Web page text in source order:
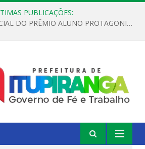
PUBLICAÇÕES:
REGULAMENTO OFICIAL DO PRÊMIO ALUNO PROTAGONISTA – EDIÇÃO 2026